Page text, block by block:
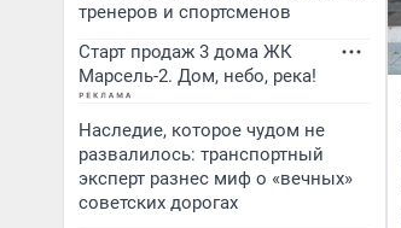
тренеров и спортсменов
Старт продаж 3 дома ЖК
Марсель-2. Дом, небо, река!
Наследие, которое чудом не
развалилось: транспортный
эксперт разнес миф о «вечных»
советских дорогах